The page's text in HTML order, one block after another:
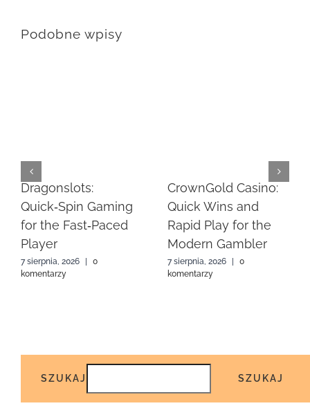
Podobne wpisy
Dragonslots:
Quick‑Spin Gaming
for the Fast‑Paced
Player
7 sierpnia, 2026 |
0
komentarzy
CrownGold Casino:
Quick Wins and
Rapid Play for the
Modern Gambler
7 sierpnia, 2026 |
0
komentarzy
SZUKAJ SZUKAJ